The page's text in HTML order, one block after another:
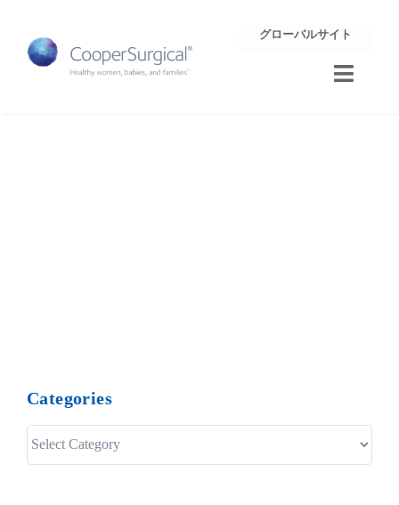
content
グローバルサイト
Toggle
Categories
Categories